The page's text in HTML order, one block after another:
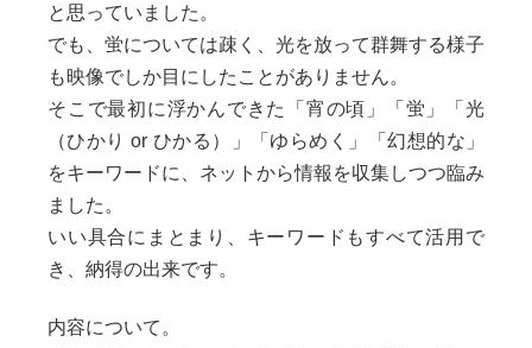
と思っていました。
でも、蛍については疎く、光を放って群舞する様子
も映像でしか目にしたことがありません。
そこで最初に浮かんできた「宵の頃」「蛍」「光
（ひかり or ひかる）」「ゆらめく」「幻想的な」
をキーワードに、ネットから情報を収集しつつ臨み
ました。
いい具合にまとまり、キーワードもすべて活用で
き、納得の出来です。
内容について。